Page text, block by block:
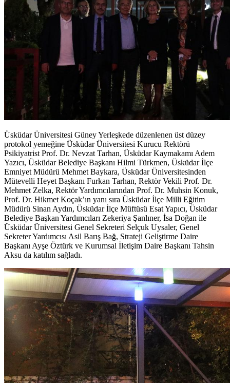
Üsküdar Üniversitesi Güney Yerleşkede düzenlenen üst düzey
protokol yemeğine Üsküdar Üniversitesi Kurucu Rektörü
Psikiyatrist Prof. Dr. Nevzat Tarhan, Üsküdar Kaymakamı Adem
Yazıcı, Üsküdar Belediye Başkanı Hilmi Türkmen, Üsküdar İlçe
Emniyet Müdürü Mehmet Baykara, Üsküdar Üniversitesinden
Mütevelli Heyet Başkanı Furkan Tarhan, Rektör Vekili Prof. Dr.
Mehmet Zelka, Rektör Yardımcılarından Prof. Dr. Muhsin Konuk,
Prof. Dr. Hikmet Koçak’ın yanı sıra Üsküdar İlçe Milli Eğitim
Müdürü Sinan Aydın, Üsküdar İlçe Müftüsü Esat Yapıcı, Üsküdar
Belediye Başkan Yardımcıları Zekeriya Şanlıner, İsa Doğan ile
Üsküdar Üniversitesi Genel Sekreteri Selçuk Uysaler, Genel
Sekreter Yardımcısı Asil Barış Bağ, Strateji Geliştirme Daire
Başkanı Ayşe Öztürk ve Kurumsal İletişim Daire Başkanı Tahsin
Aksu da katılım sağladı.